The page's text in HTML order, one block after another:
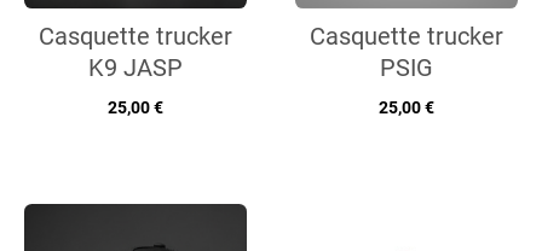
Casquette trucker
K9 JASP
25,00 €
Casquette trucker
PSIG
25,00 €